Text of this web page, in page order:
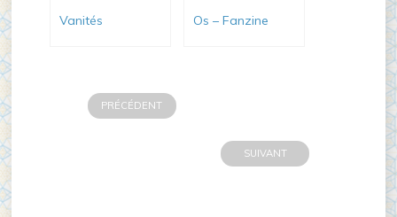
Vanités Os – Fanzine
PRÉCÉDENT
SUIVANT